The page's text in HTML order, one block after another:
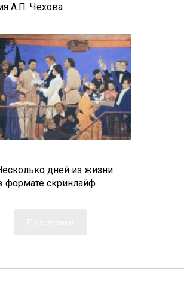
А.П. Чехова
дней из жизни
формате скринлайф